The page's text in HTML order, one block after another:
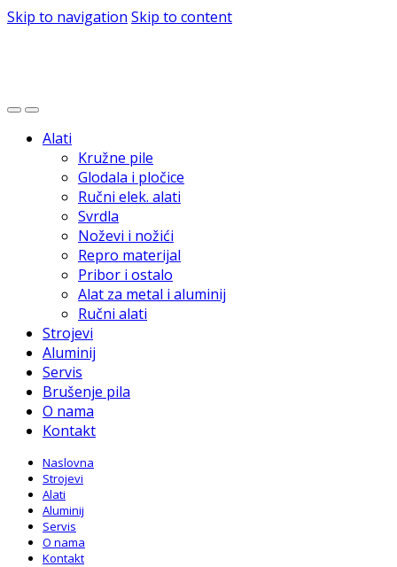
Skip to navigation Skip to content
Alati
Kružne pile
Glodala i pločice
Ručni elek. alati
Svrdla
Noževi i nožići
Repro materijal
Pribor i ostalo
Alat za metal i aluminij
Ručni alati
Strojevi
Aluminij
Servis
Brušenje pila
O nama
Kontakt
Naslovna
Strojevi
Alati
Aluminij
Servis
O nama
Kontakt